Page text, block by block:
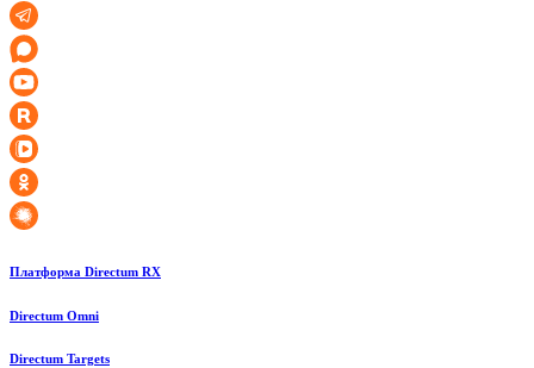
Платформа Directum RX
Directum Omni
Directum Targets